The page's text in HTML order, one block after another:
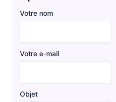
Votre nom
Votre e-mail
Objet